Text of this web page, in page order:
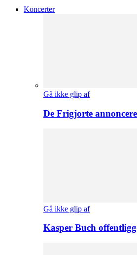
Koncerter
Gå ikke glip af
De Frigjorte
Gå ikke glip af
Kasper Buch